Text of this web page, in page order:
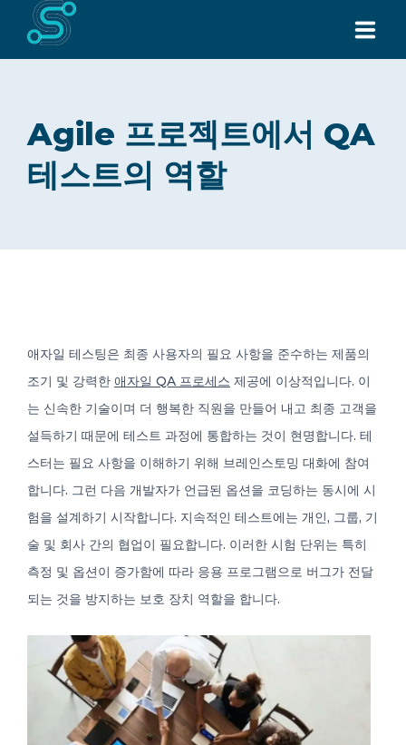
우리에 대하여
서비스
Request for Quote
0
KO
Agile 프로젝트에서 QA
테스트의 역할
애자일 테스팅은 최종 사용자의 필요 사항을 준수하는 제품의
조기 및 강력한 애자일 QA 프로세스 제공에 이상적입니다. 이
는 신속한 기술이며 더 행복한 직원을 만들어 내고 최종 고객을
설득하기 때문에 테스트 과정에 통합하는 것이 현명합니다. 테
스터는 필요 사항을 이해하기 위해 브레인스토밍 대화에 참여
합니다. 그런 다음 개발자가 언급된 옵션을 코딩하는 동시에 시
험을 설계하기 시작합니다. 지속적인 테스트에는 개인, 그룹, 기
술 및 회사 간의 협업이 필요합니다. 이러한 시험 단위는 특히
측정 및 옵션이 증가함에 따라 응용 프로그램으로 버그가 전달
되는 것을 방지하는 보호 장치 역할을 합니다.